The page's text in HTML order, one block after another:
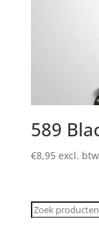
589
€8,95 excl.
Zoeken